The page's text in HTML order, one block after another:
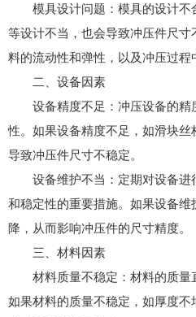
模具设计问题：模具的设计
等设计不当，也会导致冲压件尺
料的流动性和弹性，以及冲压过程
二、设备因素
设备精度不足：冲压设备的
性。如果设备精度不足，如滑块
导致冲压件尺寸不稳定。
设备维护不当：定期对设备
和稳定性的重要措施。如果设备
降，从而影响冲压件的尺寸精度。
三、材料因素
材料质量不稳定：材料的质量
如果材料的质量不稳定，如厚度